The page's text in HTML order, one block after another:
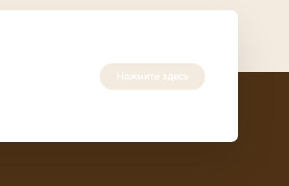
Нажмите здесь